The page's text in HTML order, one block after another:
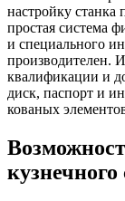
настройку станка
простая система
и специального
производителен.
квалификации и
диск, паспорт и
кованых